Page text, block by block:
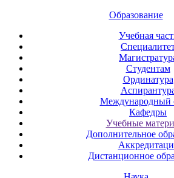
Образование
Учебная
Студентам
Ординатура
Международный
Кафедры
Учебные
Дополнительное
Дистанционное